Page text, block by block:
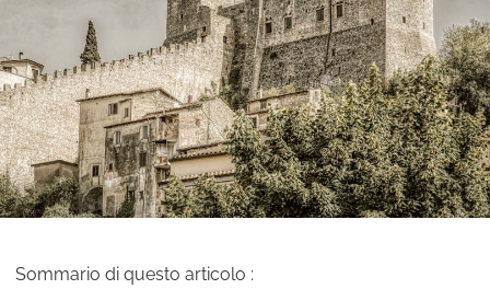
.
.
Sommario di questo articolo :